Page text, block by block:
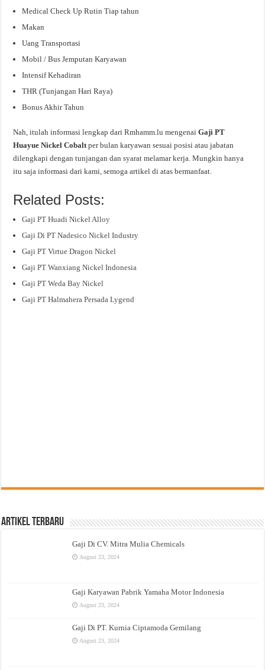
Medical Check Up Rutin Tiap tahun
Makan
Uang Transportasi
Mobil / Bus Jemputan Karyawan
Intensif Kehadiran
THR (Tunjangan Hari Raya)
Bonus Akhir Tahun
Nah, itulah informasi lengkap dari Rmhamm.lu mengenaiGaji PT
Huayue Nickel Cobaltper bulan karyawan sesuai posisi atau jabatan
dilengkapi dengan tunjangan dan syarat melamar kerja. Mungkin hanya
itu saja informasi dari kami, semoga artikel di atas bermanfaat.
Related Posts:
Gaji PT Huadi Nickel Alloy
Gaji Di PT Nadesico Nickel Industry
Gaji PT Virtue Dragon Nickel
Gaji PT Wanxiang Nickel Indonesia
Gaji PT Weda Bay Nickel
Gaji PT Halmahera Persada Lygend
Artikel Terbaru
Gaji Di CV. Mitra Mulia Chemicals
August 23, 2024
Gaji Karyawan Pabrik Yamaha Motor Indonesia
August 23, 2024
Gaji Di PT. Kurnia Ciptamoda Gemilang
August 23, 2024